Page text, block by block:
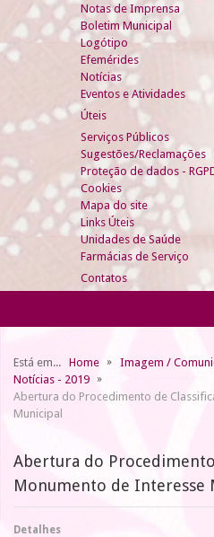
Notas de Imprensa
Boletim Municipal
Logótipo
Efemérides
Notícias
Eventos e Atividades
Úteis
Serviços Públicos
Sugestões/Reclamações
Proteção de dados -
Cookies
Mapa do site
Links Úteis
Unidades de Saúde
Farmácias de Serviço
Contatos
Está em... Home Imagem /
Notícias - 2019
Abertura do Procedimento de
Municipal
Abertura do
Monumento de Interesse
Detalhes